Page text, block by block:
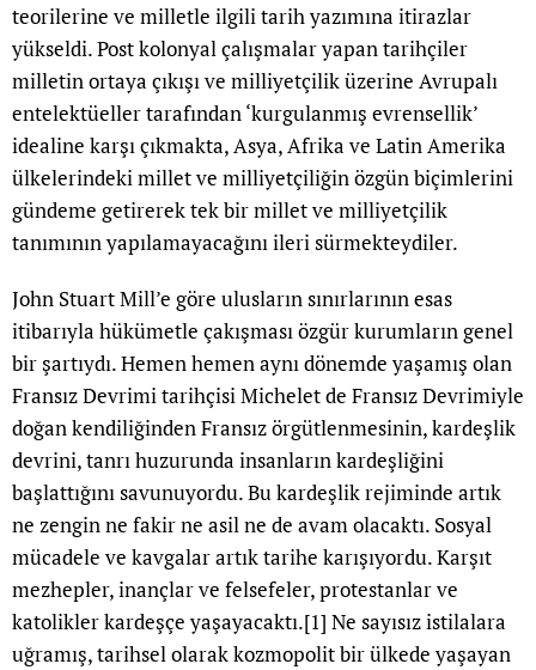
teorilerine ve milletle ilgili tarih yazımına itirazlar
yükseldi. Post kolonyal çalışmalar yapan tarihçiler
milletin ortaya çıkışı ve milliyetçilik üzerine Avrupalı
entelektüeller tarafından ‘kurgulanmış evrensellik’
idealine karşı çıkmakta, Asya, Afrika ve Latin Amerika
ülkelerindeki millet ve milliyetçiliğin özgün biçimlerini
gündeme getirerek tek bir millet ve milliyetçilik
tanımının yapılamayacağını ileri sürmekteydiler.
John Stuart Mill’e göre ulusların sınırlarının esas
itibarıyla hükümetle çakışması özgür kurumların genel
bir şartıydı. Hemen hemen aynı dönemde yaşamış olan
Fransız Devrimi tarihçisi Michelet de Fransız Devrimiyle
doğan kendiliğinden Fransız örgütlenmesinin, kardeşlik
devrini, tanrı huzurunda insanların kardeşliğini
başlattığını savunuyordu. Bu kardeşlik rejiminde artık
ne zengin ne fakir ne asil ne de avam olacaktı. Sosyal
mücadele ve kavgalar artık tarihe karışıyordu. Karşıt
mezhepler, inançlar ve felsefeler, protestanlar ve
katolikler kardeşçe yaşayacaktı.[1] Ne sayısız istilalara
uğramış, tarihsel olarak kozmopolit bir ülkede yaşayan